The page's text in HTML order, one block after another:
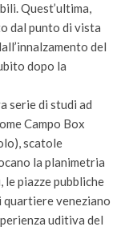
Quest’ultima,
dal punto di vista
del
dopo la
serie di studi ad
Campo Box
scatole
la planimetria
le piazze pubbliche
veneziano
uditiva del